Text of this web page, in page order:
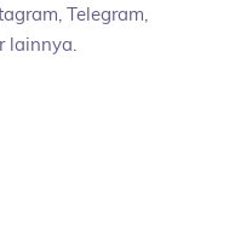
Telegram,
lainnya.